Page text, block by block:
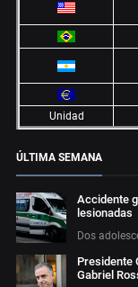
Unidad
ÚLTIMA SEMANA
Accidente
lesionadas
Dos
Presidente
Gabriel